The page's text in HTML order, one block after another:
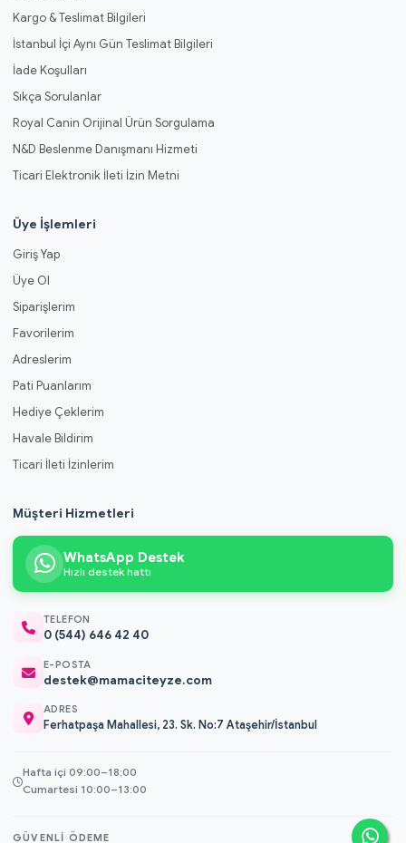
Kargo & Teslimat Bilgileri
İstanbul İçi Aynı Gün Teslimat Bilgileri
İade Koşulları
Sıkça Sorulanlar
Royal Canin Orijinal Ürün Sorgulama
N&D Beslenme Danışmanı Hizmeti
Ticari Elektronik İleti İzin Metni
Üye İşlemleri
Giriş Yap
Üye Ol
Siparişlerim
Favorilerim
Adreslerim
Pati Puanlarım
Hediye Çeklerim
Havale Bildirim
Ticari İleti İzinlerim
Müşteri Hizmetleri
WhatsApp Destek
Hızlı destek hattı
TELEFON
0 (544) 646 42 40
E-POSTA
destek@mamaciteyze.com
ADRES
Ferhatpaşa Mahallesi, 23. Sk. No:7 Ataşehir/İstanbul
Hafta içi 09:00–18:00
Cumartesi 10:00–13:00
GÜVENLI ÖDEME